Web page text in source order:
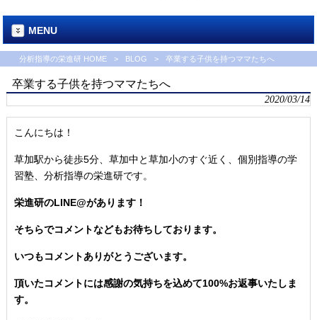
MENU
分析指導の栄進研 HOME > BLOG > 卒業する子供を持つママたちへ
卒業する子供を持つママたちへ
2020/03/14
こんにちは！
草加駅から徒歩5分、草加中と草加小のすぐ近く、個別指導の学
習塾、分析指導の栄進研です。
栄進研のLINE@があります！
そちらでコメントなどもお待ちしております。
いつもコメントありがとうございます。
頂いたコメントには感謝の気持ちを込めて100%お返事いたしま
す。